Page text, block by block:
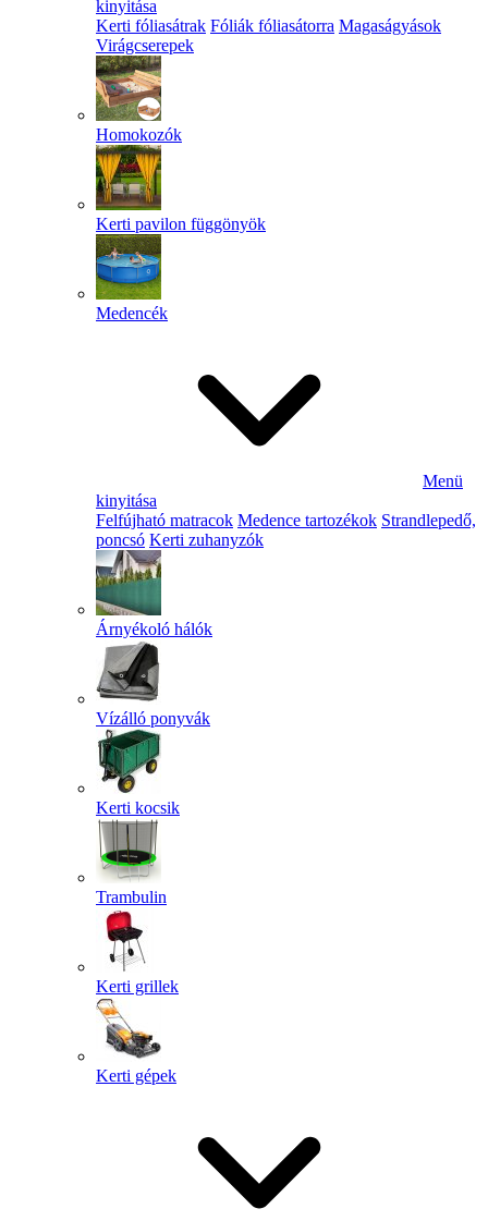
kinyitása
Kerti fóliasátrak Fóliák fóliasátorra Magaságyások
Virágcserepek
Homokozók
Kerti pavilon függönyök
Medencék
Menü
kinyitása
Felfújható matracok Medence tartozékok Strandlepedő,
poncsó Kerti zuhanyzók
Árnyékoló hálók
Vízálló ponyvák
Kerti kocsik
Trambulin
Kerti grillek
Kerti gépek